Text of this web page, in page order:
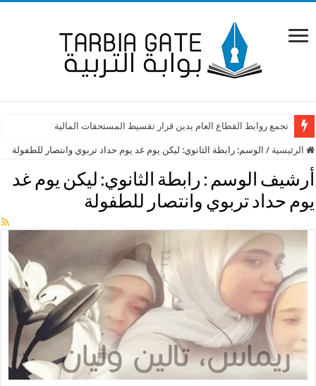
تجمع روابط القطاع العام يدين قرار تقسيط المستحقات المالية
الرئيسية / الوسم:رابطة الثانوي: ليكن يوم غد يوم حداد تربوي وانتصار للطفولة
أرشيف الوسم : رابطة الثانوي: ليكن يوم غد
يوم حداد تربوي وانتصار للطفولة